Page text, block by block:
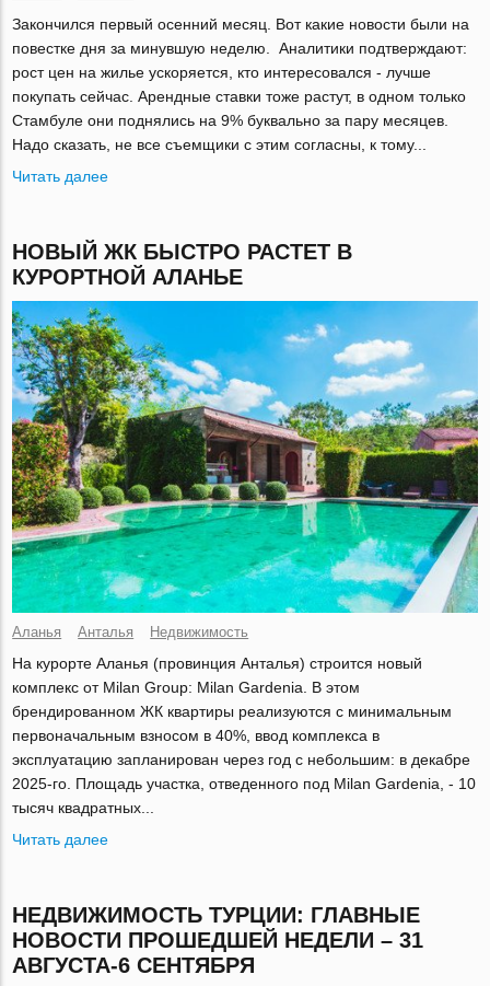
Закончился первый осенний месяц. Вот какие новости были на
повестке дня за минувшую неделю. Аналитики подтверждают:
рост цен на жилье ускоряется, кто интересовался - лучше
покупать сейчас. Арендные ставки тоже растут, в одном только
Стамбуле они поднялись на 9% буквально за пару месяцев.
Надо сказать, не все съемщики с этим согласны, к тому...
Читать далее
НОВЫЙ ЖК БЫСТРО РАСТЕТ В
КУРОРТНОЙ АЛАНЬЕ
Аланья Анталья Недвижимость
На курорте Аланья (провинция Анталья) строится новый
комплекс от Milan Group: Milan Gardenia. В этом
брендированном ЖК квартиры реализуются с минимальным
первоначальным взносом в 40%, ввод комплекса в
эксплуатацию запланирован через год с небольшим: в декабре
2025-го. Площадь участка, отведенного под Milan Gardenia, - 10
тысяч квадратных...
Читать далее
НЕДВИЖИМОСТЬ ТУРЦИИ: ГЛАВНЫЕ
НОВОСТИ ПРОШЕДШЕЙ НЕДЕЛИ – 31
АВГУСТА-6 CЕНТЯБРЯ